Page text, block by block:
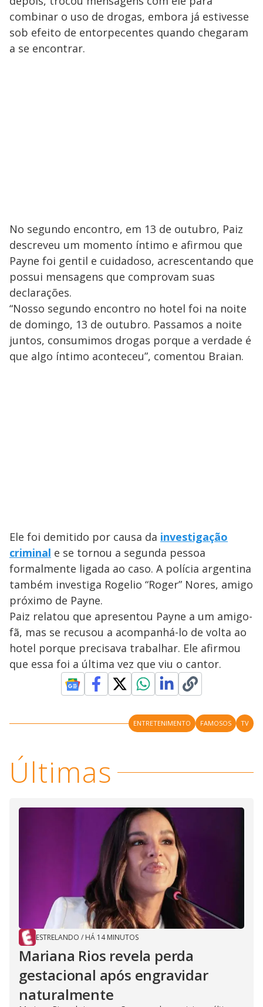
combinar o uso de drogas, embora já estivesse
sob efeito de entorpecentes quando chegaram
a se encontrar.
No segundo encontro, em 13 de outubro, Paiz
descreveu um momento íntimo e afirmou que
Payne foi gentil e cuidadoso, acrescentando que
possui mensagens que comprovam suas
declarações.
“Nosso segundo encontro no hotel foi na noite
de domingo, 13 de outubro. Passamos a noite
juntos, consumimos drogas porque a verdade é
que algo íntimo aconteceu”, comentou Braian.
Ele foi demitido por causa da investigação
criminal e se tornou a segunda pessoa
formalmente ligada ao caso. A polícia argentina
também investiga Rogelio “Roger” Nores, amigo
próximo de Payne.
Paiz relatou que apresentou Payne a um amigo-
fã, mas se recusou a acompanhá-lo de volta ao
hotel porque precisava trabalhar. Ele afirmou
que essa foi a última vez que viu o cantor.
ENTRETENIMENTO FAMOSOS TV
Últimas
ESTRELANDO / HÁ 14 MINUTOS
Mariana Rios revela perda
gestacional após engravidar
naturalmente